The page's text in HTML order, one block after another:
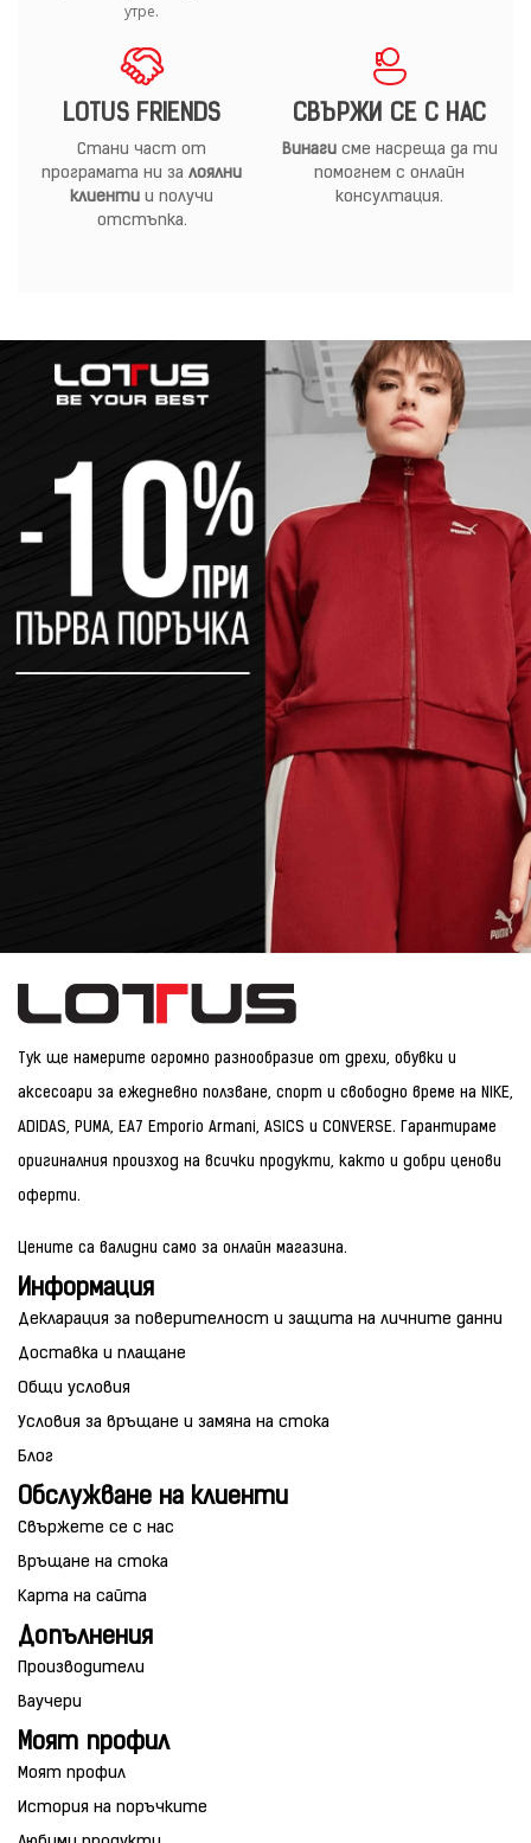
утре.
LOTUS FRIENDS
Стани част от
програмата ни за лоялни
клиенти и получи
отстъпка.
СВЪРЖИ СЕ С НАС
Винагисме насреща да ти
помогнем с онлайн
консултация.
Тук ще намерите огромно разнообразие от дрехи, обувки и
аксесоари за ежедневно ползване, спорт и свободно време на NIKE,
ADIDAS, PUMA, EA7 Emporio Armani, ASICS и CONVERSE. Гарантираме
оригиналния произход на всички продукти, както и добри ценови
оферти.
Цените са валидни само за онлайн магазина.
Информация
Декларация за поверителност и защита на личните данни
Доставка и плащане
Общи условия
Условия за връщане и замяна на стока
Блог
Обслужване на клиенти
Свържете се с нас
Връщане на стока
Карта на сайта
Допълнения
Производители
Ваучери
Моят профил
Моят профил
История на поръчките